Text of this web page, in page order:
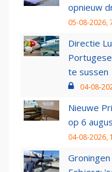
opnieuw
05-08-2026,
Directie
te sussen
04-08-
Nieuwe
op 6
04-08-2026,